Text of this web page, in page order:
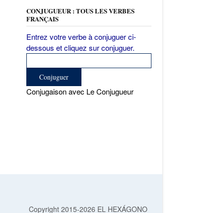
CONJUGUEUR : TOUS LES VERBES
FRANÇAIS
Entrez votre verbe à conjuguer ci-
dessous et cliquez sur conjuguer.
Conjugaison avec Le Conjugueur
Copyright 2015-2026 EL HEXÁGONO